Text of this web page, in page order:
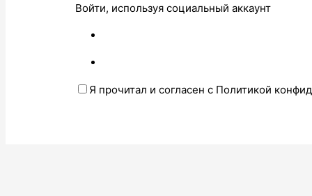
Войти, используя социальный аккаунт
Я прочитал и согласен с Политикой